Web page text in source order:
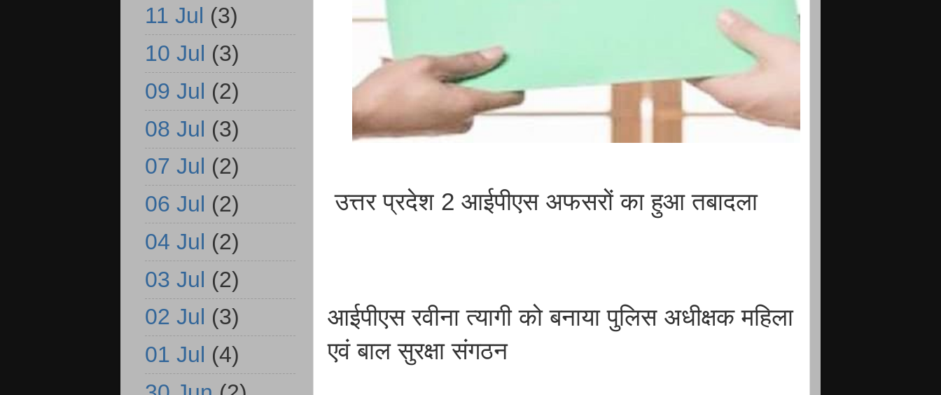
उत्तर प्रदेश 2 आईपीएस अफसरों का हुआ तबादला
आईपीएस रवीना त्यागी को बनाया पुलिस अधीक्षक महिला
एवं बाल सुरक्षा संगठन
11 Jul (3)
10 Jul (3)
09 Jul (2)
08 Jul (3)
07 Jul (2)
06 Jul (2)
04 Jul (2)
03 Jul (2)
02 Jul (3)
01 Jul (4)